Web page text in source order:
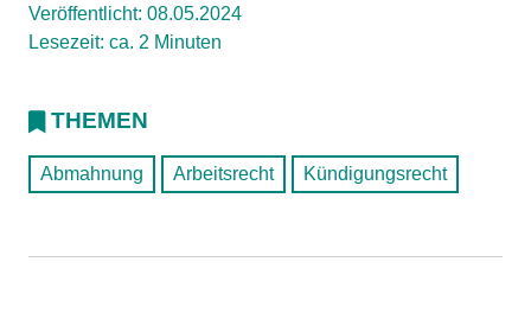
Veröffentlicht: 08.05.2024
Lesezeit: ca. 2 Minuten
THEMEN
Abmahnung Arbeitsrecht Kündigungsrecht